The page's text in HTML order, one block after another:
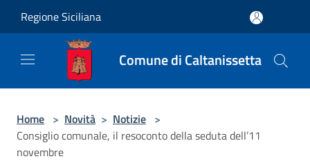
Regione Siciliana
Comune di Caltanissetta
Home > Novità > Notizie >
Consiglio comunale, il resoconto della seduta dell’11
novembre